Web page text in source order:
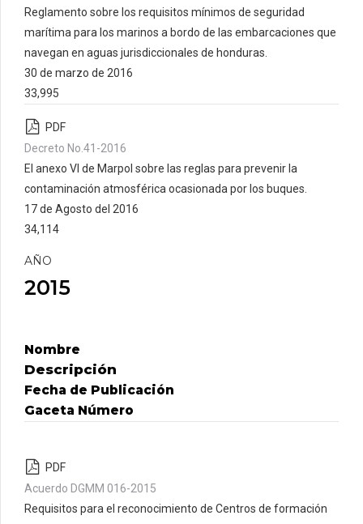
Reglamento sobre los requisitos mínimos de seguridad
marítima para los marinos a bordo de las embarcaciones que
navegan en aguas jurisdiccionales de honduras.
30 de marzo de 2016
33,995
PDF
Decreto No.41-2016
El anexo VI de Marpol sobre las reglas para prevenir la
contaminación atmosférica ocasionada por los buques.
17 de Agosto del 2016
34,114
AÑO
2015
Nombre
Descripción
Fecha de Publicación
Gaceta Número
PDF
Acuerdo DGMM 016-2015
Requisitos para el reconocimiento de Centros de formación